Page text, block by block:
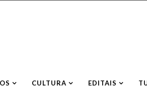
CULTURA EDITAIS